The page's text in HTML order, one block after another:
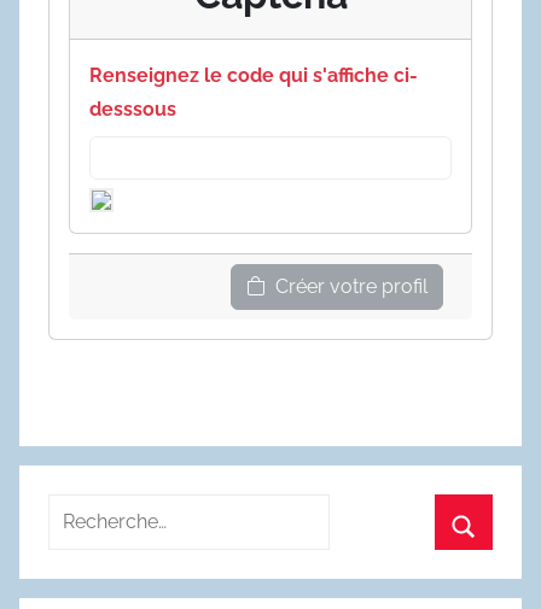
Renseignez le code qui s'affiche ci-
desssous
Créer votre profil
Recherche
: